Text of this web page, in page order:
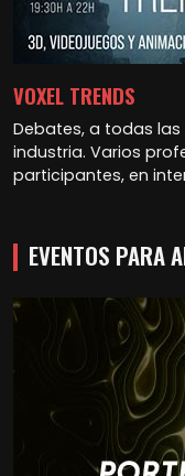
VOXEL TRENDS
Debates, a todas
industria. Varios
participantes, en
EVENTOS PARA